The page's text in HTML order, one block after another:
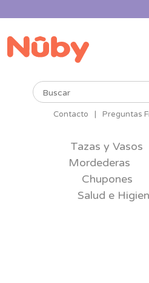
Buscar
Contacto Preguntas
Tazas y Vasos
Mordederas
Chupones
Salud e